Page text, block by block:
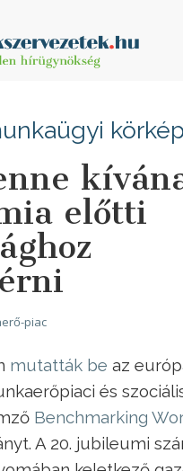
körkép
előtti
piac
mutatták be az
és
Benchmarking
A 20. jubileumi